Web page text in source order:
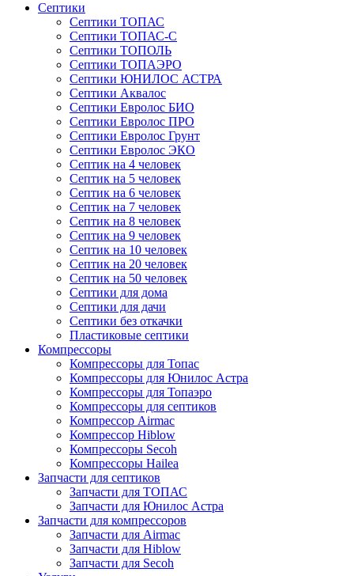
Септики
Септики ТОПАС
Септики ТОПАС-С
Септики ТОПОЛЬ
Септики ТОПАЭРО
Септики ЮНИЛОС АСТРА
Септики Аквалос
Септики Евролос БИО
Септики Евролос ПРО
Септики Евролос Грунт
Септики Евролос ЭКО
Септик на 4 человек
Септик на 5 человек
Септик на 6 человек
Септик на 7 человек
Септик на 8 человек
Септик на 9 человек
Септик на 10 человек
Септик на 20 человек
Септик на 50 человек
Септики для дома
Септики для дачи
Септики без откачки
Пластиковые септики
Компрессоры
Компрессоры для Топас
Компрессоры для Юнилос Астра
Компрессоры для Топаэро
Компрессоры для септиков
Компрессор Airmac
Компрессор Hiblow
Компрессоры Secoh
Компрессоры Hailea
Запчасти для септиков
Запчасти для ТОПАС
Запчасти для Юнилос Астра
Запчасти для компрессоров
Запчасти для Airmac
Запчасти для Hiblow
Запчасти для Secoh